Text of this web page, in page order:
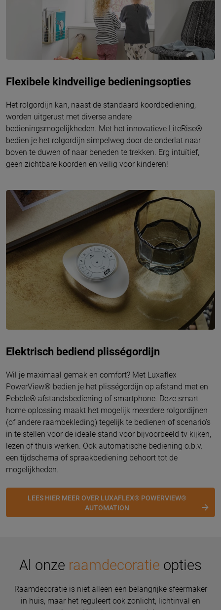
Flexibele kindveilige bedieningsopties
Het rolgordijn kan, naast de standaard koordbediening,
worden uitgerust met diverse andere
bedieningsmogelijkheden. Met het innovatieve LiteRise®
bedien je het rolgordijn simpelweg door de onderlat naar
boven te duwen of naar beneden te trekken. Erg intuïtief,
geen zichtbare koorden en veilig voor kinderen!
Elektrisch bediend plisségordijn
Wil je maximaal gemak en comfort? Met Luxaflex
PowerView® bedien je het plisségordijn op afstand met en
Pebble® afstandsbediening of smartphone. Deze smart
home oplossing maakt het mogelijk meerdere rolgordijnen
(of andere raambekleding) tegelijk te bedienen of scenario's
in te stellen voor de ideale stand voor bijvoorbeeld tv kijken,
lezen of thuis werken. Ook automatische bediening o.b.v.
een tijdschema of spraakbediening behoort tot de
mogelijkheden.
LEES HIER MEER OVER LUXAFLEX® POWERVIEW®
AUTOMATION
Al onze raamdecoratie opties
Raamdecoratie is niet alleen een belangrijke sfeermaker
in huis, maar het reguleert ook zonlicht, lichtinval en